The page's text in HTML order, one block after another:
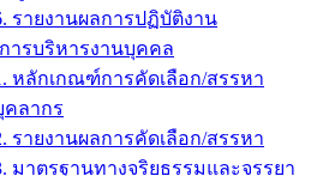
รายงานผลการปฏิบัติงาน
การบริหารงานบุคคล
หลักเกณฑ์การคัดเลือก/สรรหา
คลากร
รายงานผลการคัดเลือก/สรรหา
มาตรฐานทางจริยธรรมและจรรยา